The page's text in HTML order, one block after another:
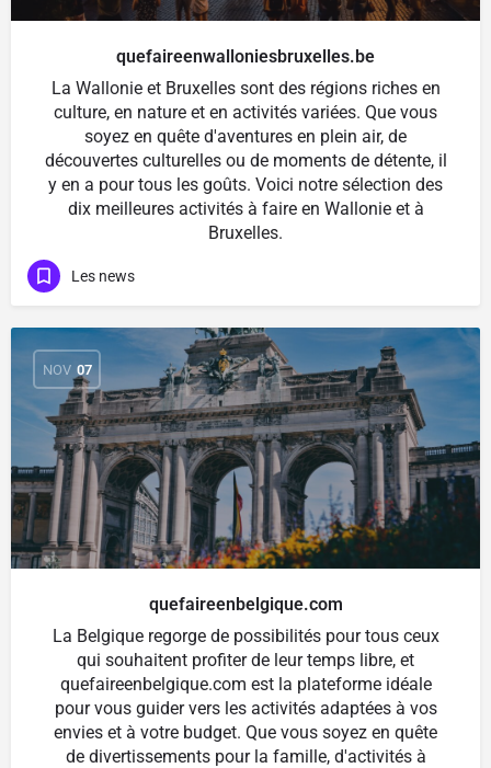
quefaireenwalloniesbruxelles.be
La Wallonie et Bruxelles sont des régions riches en
culture, en nature et en activités variées. Que vous
soyez en quête d'aventures en plein air, de
découvertes culturelles ou de moments de détente, il
y en a pour tous les goûts. Voici notre sélection des
dix meilleures activités à faire en Wallonie et à
Bruxelles.
Les news
NOV 07
quefaireenbelgique.com
La Belgique regorge de possibilités pour tous ceux
qui souhaitent profiter de leur temps libre, et
quefaireenbelgique.com est la plateforme idéale
pour vous guider vers les activités adaptées à vos
envies et à votre budget. Que vous soyez en quête
de divertissements pour la famille, d'activités à